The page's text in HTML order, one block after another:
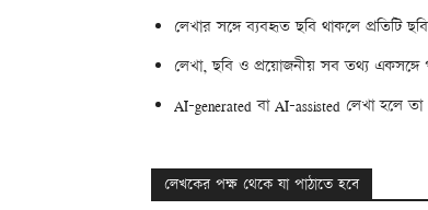
লেখার সঙ্গে ব্যবহৃত ছবি থাকলে প্রতিটি
লেখা, ছবি ও প্রয়োজনীয় সব তথ্য
AI-generated বা AI-assisted লেখা হলে
লেখকের পক্ষ থেকে যা পাঠাতে হবে